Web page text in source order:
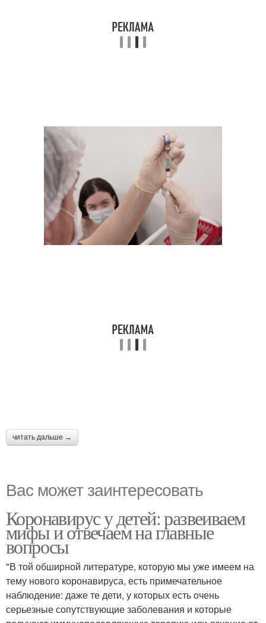
читать дальше →
Вас может заинтересовать
Коронавирус у детей: развеиваем
мифы и отвечаем на главные
вопросы
"В той обширной литературе, которую мы уже имеем на
тему нового коронавируса, есть примечательное
наблюдение: даже те дети, у которых есть очень
серьезные сопутствующие заболевания и которые